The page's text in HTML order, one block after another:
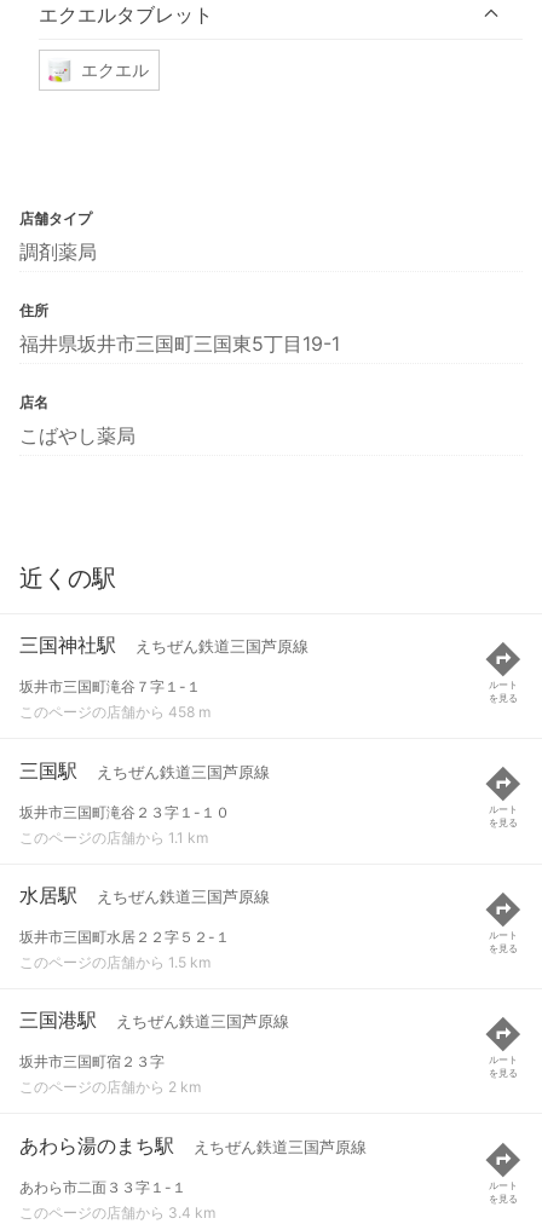
エクエルタブレット
エクエル
店舗タイプ
調剤薬局
住所
福井県坂井市三国町三国東5丁目19-1
店名
こばやし薬局
近くの駅
三国神社駅 えちぜん鉄道三国芦原線
坂井市三国町滝谷７字１-１
このページの店舗から 458 m
ルート
を見る
三国駅 えちぜん鉄道三国芦原線
坂井市三国町滝谷２３字１-１０
このページの店舗から 1.1 km
ルート
を見る
水居駅 えちぜん鉄道三国芦原線
坂井市三国町水居２２字５２-１
このページの店舗から 1.5 km
ルート
を見る
三国港駅 えちぜん鉄道三国芦原線
坂井市三国町宿２３字
このページの店舗から 2 km
ルート
を見る
あわら湯のまち駅 えちぜん鉄道三国芦原線
あわら市二面３３字１-１
このページの店舗から 3.4 km
ルート
を見る